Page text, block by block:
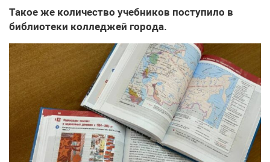
Такое же количество учебников поступило в
библиотеки колледжей города.